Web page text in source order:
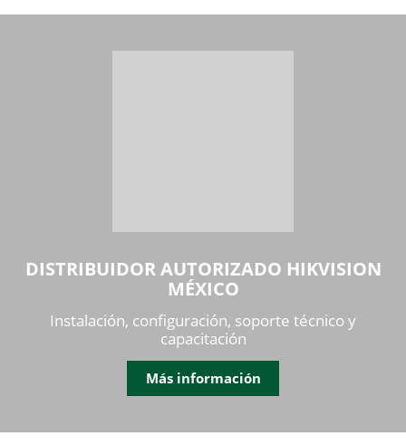
DISTRIBUIDOR AUTORIZADO HIKVISION
MÉXICO
Instalación, configuración, soporte técnico y
capacitación
Más información